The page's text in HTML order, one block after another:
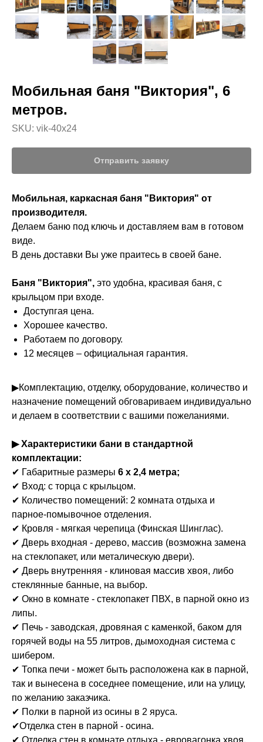
Мобильная баня "Виктория", 6
метров.
SKU: vik-40x24
Отправить заявку
Мобильная, каркасная баня "Виктория" от
производителя.
Делаем баню под ключь и доставляем вам в готовом
виде.
В день доставки Вы уже праитесь в своей бане.
Баня "Виктория", это удобна, красивая баня, с
крыльцом при входе.
Доступгая цена.
Хорошее качество.
Работаем по договору.
12 месяцев – официальная гарантия.
▶Комплектацию, отделку, оборудование, количество и
назначение помещений обговариваем индивидуально
и делаем в соответствии с вашими пожеланиями.
▶ Характеристики бани в стандартной
комплектации:
✔ Габаритные размеры 6 х 2,4 метра;
✔ Вход: с торца с крыльцом.
✔ Количество помещений: 2 комната отдыха и
парное-помывочное отделения.
✔ Кровля - мягкая черепица (Финская Шинглас).
✔ Дверь входная - дерево, массив (возможна замена
на стеклопакет, или металическую двери).
✔ Дверь внутренняя - клиновая массив хвоя, либо
стеклянные банные, на выбор.
✔ Окно в комнате - стеклопакет ПВХ, в парной окно из
липы.
✔ Печь - заводская, дровяная с каменкой, баком для
горячей воды на 55 литров, дымоходная система с
шибером.
✔ Топка печи - может быть расположена как в парной,
так и вынесена в соседнее помещение, или на улицу,
по желанию заказчика.
✔ Полки в парной из осины в 2 яруса.
✔Отделка стен в парной - осина.
✔ Отделка стен в комнате отдыха - евровагонка хвоя.